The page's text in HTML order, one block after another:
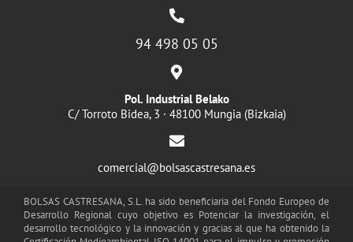
94 498 05 05
Pol. Industrial Belako
C/ Torroto Bidea, 3 · 48100 Mungia (Bizkaia)
comercial@bolsascastresana.es
BOLSAS CASTRESANA, S.L. ha sido beneficiaria del Fondo Europeo de
Desarrollo Regional cuyo objetivo es Potenciar la investigación, el
desarrollo tecnológico y la innovación y gracias al que ha obtenido la